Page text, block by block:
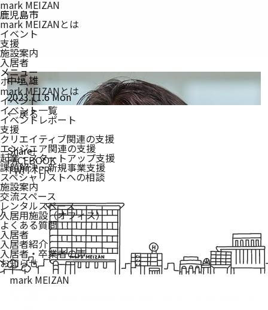
mark MEIZAN
鹿児島市
mark MEIZANとは
イベント
支援
施設案内
入居者
メニュー
ホーム
mark MEIZANとは
イベント
イベント一覧
イベントレポート
支援
クリエイティブ関連の支援
エンジニア関連の支援
起業・スタートアップ支援
課題解決・新規事業支援
スペシャリストへの相談
施設案内
交流スペース
レンタルスペース
入居用施設（オフィス）
よくある質問
入居者
入居者紹介
入居者・卒業者の声
お知らせ
中垣 雄
2023.11.6 Mon
← 戻る
Share!
FACEBOOK
TWITTER
mark MEIZAN